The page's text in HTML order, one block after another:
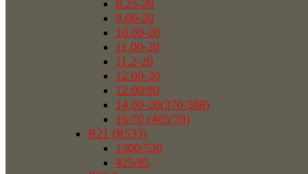
8.25-20
9.00-20
10.00-20
11.00-20
11.2-20
12.00-20
12.00/80
14.00-20(370-508)
16/70 (405/70)
R21 (R533)
1300/530
425/85